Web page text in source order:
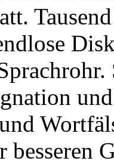
besseren